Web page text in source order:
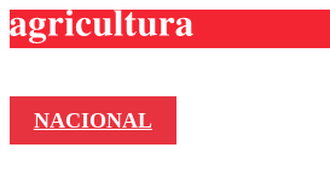
NACIONAL